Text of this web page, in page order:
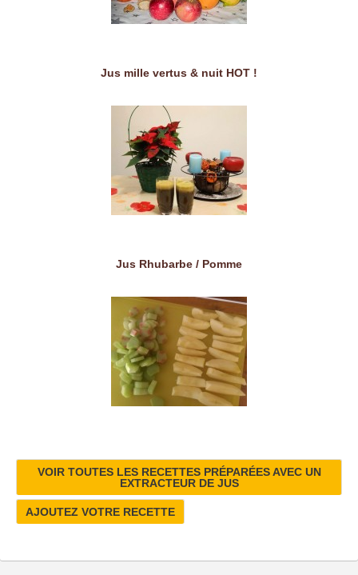
Jus mille vertus & nuit HOT !
Jus Rhubarbe / Pomme
VOIR TOUTES LES RECETTES PRÉPARÉES AVEC UN
EXTRACTEUR DE JUS
AJOUTEZ VOTRE RECETTE